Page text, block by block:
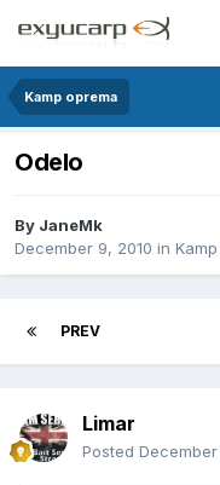
Kamp oprema
Odelo
By JaneMk
December 9, 2010 in
PREV
Limar
Posted